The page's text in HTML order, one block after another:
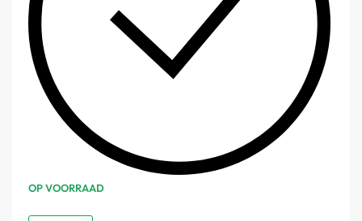
OP VOORRAAD